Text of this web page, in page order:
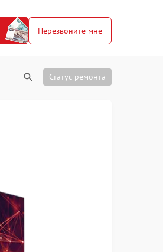
Перезвоните мне
Статус ремонта